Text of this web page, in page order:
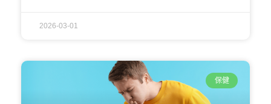
2026-03-01
保健